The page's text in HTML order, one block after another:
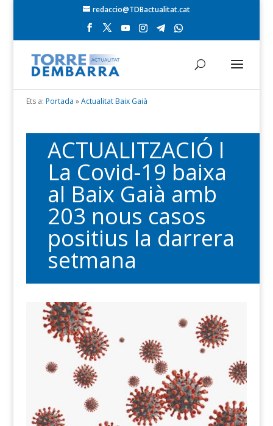
redaccio@TDBactualitat.cat
Ets a: Portada »Actualitat Baix Gaià
ACTUALITZACIÓ l
La Covid-19 baixa
al Baix Gaià amb
203 nous casos
positius la darrera
setmana